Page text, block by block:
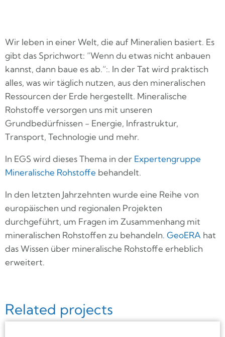
Wir leben in einer Welt, die auf Mineralien basiert. Es
gibt das Sprichwort: “Wenn du etwas nicht anbauen
kannst, dann baue es ab.“:. In der Tat wird praktisch
alles, was wir täglich nutzen, aus den mineralischen
Ressourcen der Erde hergestellt. Mineralische
Rohstoffe versorgen uns mit unseren
Grundbedürfnissen - Energie, Infrastruktur,
Transport, Technologie und mehr.
In EGS wird dieses Thema in der Expertengruppe
Mineralische Rohstoffe behandelt.
In den letzten Jahrzehnten wurde eine Reihe von
europäischen und regionalen Projekten
durchgeführt, um Fragen im Zusammenhang mit
mineralischen Rohstoffen zu behandeln. GeoERA hat
das Wissen über mineralische Rohstoffe erheblich
erweitert.
Related projects